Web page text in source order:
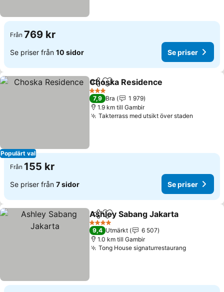
Från 769 kr
Se priser från 10 sidor Se priser
Populärt val
Dela Lägg till i Mina Favoriter
Choska Residence
3 Stjärnor
7,9 Bra
1 979
1.9 km till Gambir
Takterrass med utsikt över staden
Från 155 kr
Se priser från 7 sidor Se priser
Dela Lägg till i Mina Favoriter
Ashley Sabang Jakarta
4 Stjärnor
9,4 Utmärkt
6 507
1.0 km till Gambir
Tong House signaturrestaurangSe priser